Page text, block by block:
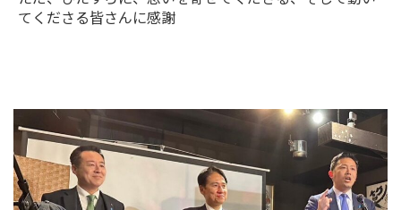
てくださる皆さんに感謝